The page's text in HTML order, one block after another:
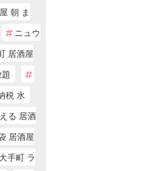
朝 ま
ニュウ
居酒屋
税 水
る 居酒
居酒屋
大手町 ラ